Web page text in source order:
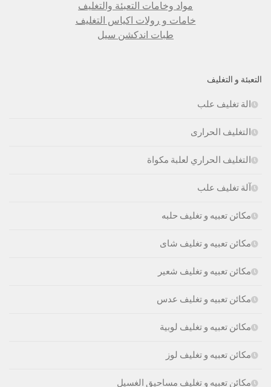
مواد وخامات التعبئة والتغليف
خامات و رولات اكياس التغليف
طبات اندكشن سيل
التعبئة و التغليف
الة تغليف علب
التغليف الحرارى
التغليف الحراري لعلبة مكواة
آلة تغليف علب
مكائن تعبيه و تغليف حلبه
مكائن تعبيه و تغليف شاى
مكائن تعبيه و تغليف شعير
مكائن تعبيه و تغليف عدس
مكائن تعبيه و تغليف لوبية
مكائن تعبيه و تغليف لوز
مكائن تعبيه و تغليف مساحيق الغسيل